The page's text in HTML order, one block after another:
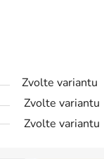
Zvolte variantu
Zvolte variantu
Zvolte variantu